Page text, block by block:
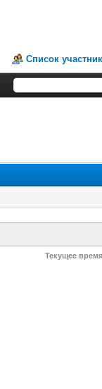
Список
Текущее